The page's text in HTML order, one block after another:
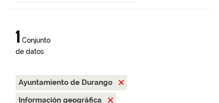
1 Conjunto
de datos
Ayuntamiento de Durango
Información geográfica